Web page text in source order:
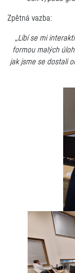
Zpětná vazba:
„Líbí se mi
formou malých
jak jsme se dostali